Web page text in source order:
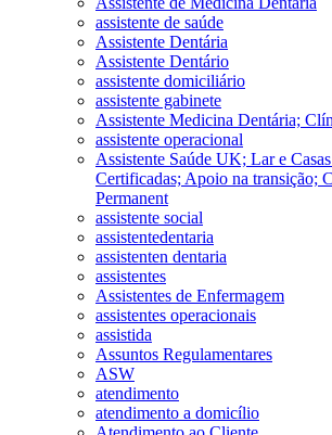
assistente de saúde
Assistente Dentária
Assistente Dentário
assistente domiciliário
assistente gabinete
Assistente Medicina Dentária;
assistente operacional
Assistente Saúde UK; Lar e
Certificadas; Apoio na transição;
Permanent
assistente social
assistentedentaria
assistenten dentaria
assistentes
Assistentes de Enfermagem
assistentes operacionais
assistida
Assuntos Regulamentares
ASW
atendimento
atendimento a domicílio